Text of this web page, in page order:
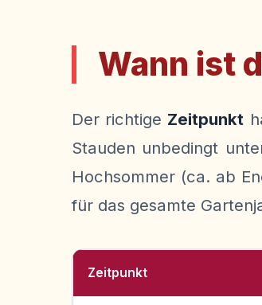
Wann ist
Der richtige Zeitpunkt
Stauden unbedingt
Hochsommer (ca. ab
für das gesamte
Zeitpunkt